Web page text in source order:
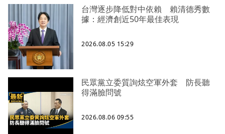
台灣逐步降低對中依賴 賴清德秀數
據：經濟創近50年最佳表現
2026.08.05 15:29
民眾黨立委質詢炫空軍外套 防長聽
得滿臉問號
2026.08.06 09:55